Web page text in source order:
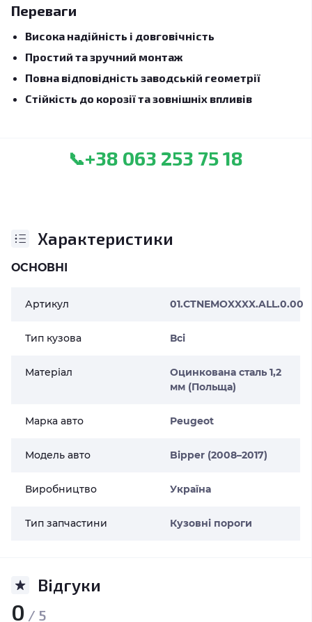
Переваги
Висока надійність і довговічність
Простий та зручний монтаж
Повна відповідність заводській геометрії
Стійкість до корозії та зовнішніх впливів
📞+38 063 253 75 18
Характеристики
ОСНОВНІ
Артикул 01.CTNEMOXXXX.ALL.0.00
Тип кузова Всі
Матеріал
Оцинкована сталь 1,2
мм (Польща)
Марка авто Peugeot
Модель авто Bipper (2008–2017)
Виробництво Україна
Тип запчастини Кузовні пороги
Відгуки
0 / 5